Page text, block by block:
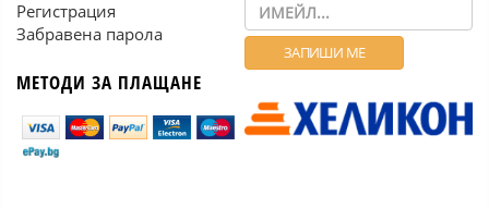
Регистрация
Забравена парола
МЕТОДИ ЗА ПЛАЩАНЕ